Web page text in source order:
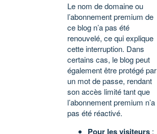
Le nom de domaine ou
l’abonnement premium de
ce blog n’a pas été
renouvelé, ce qui explique
cette interruption. Dans
certains cas, le blog peut
également être protégé par
un mot de passe, rendant
son accès limité tant que
l’abonnement premium n’a
pas été réactivé.
Pour les visiteurs :